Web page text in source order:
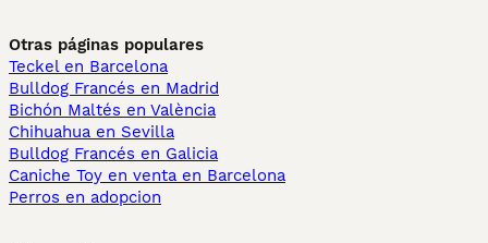
Otras páginas populares
Teckel en Barcelona
Bulldog Francés en Madrid
Bichón Maltés en València
Chihuahua en Sevilla
Bulldog Francés en Galicia
Caniche Toy en venta en Barcelona
Perros en adopcion